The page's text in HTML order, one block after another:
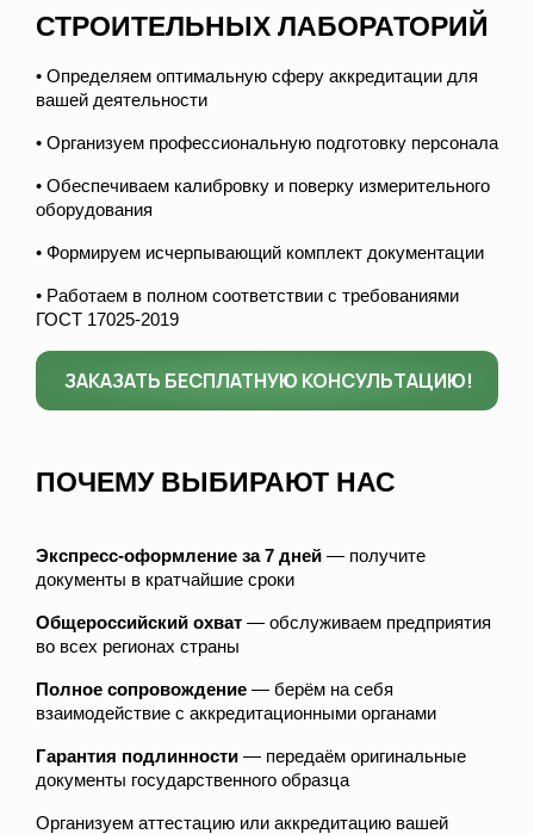
СТРОИТЕЛЬНЫХ ЛАБОРАТОРИЙ
• Определяем оптимальную сферу аккредитации для
вашей деятельности
• Организуем профессиональную подготовку персонала
• Обеспечиваем калибровку и поверку измерительного
оборудования
• Формируем исчерпывающий комплект документации
• Работаем в полном соответствии с требованиями
ГОСТ 17025-2019
ЗАКАЗАТЬ БЕСПЛАТНУЮ КОНСУЛЬТАЦИЮ!
ПОЧЕМУ ВЫБИРАЮТ НАС
Экспресс-оформление за 7 дней — получите
документы в кратчайшие сроки
Общероссийский охват — обслуживаем предприятия
во всех регионах страны
Полное сопровождение — берём на себя
взаимодействие с аккредитационными органами
Гарантия подлинности — передаём оригинальные
документы государственного образца
Организуем аттестацию или аккредитацию вашей